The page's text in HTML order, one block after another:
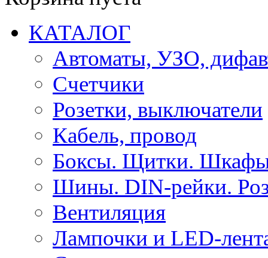
КАТАЛОГ
Автоматы, УЗО,
Счетчики
Розетки, выключатели
Кабель, провод
Боксы. Щитки.
Шины. DIN-рейки.
Вентиляция
Лампочки и LED-